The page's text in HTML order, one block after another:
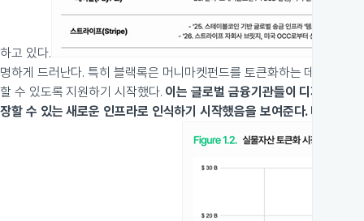
하고 있다.
명하게 드러난다. 특히 블랙록은 머니마켓펀드를 토큰화하는 데 그치
할 수 있도록 지원하기 시작했다. 이는 글로벌 금융기관들이 디지털 자
장할 수 있는 새로운 인프라로 인식하기 시작했음을 보여준다. 디지털